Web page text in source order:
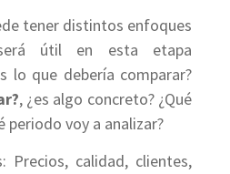
tener distintos enfoques
útil en esta etapa
lo que debería comparar?
, ¿es algo concreto? ¿Qué
periodo voy a analizar?
Precios, calidad, clientes,